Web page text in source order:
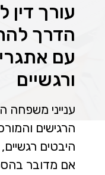
עורך דין
הדרך
עם
ורגשיים
ענייני
הרגישים
היבטים רגשיים,
אם מדובר